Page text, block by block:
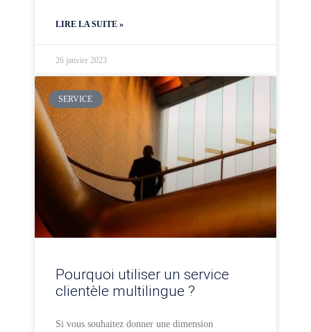
LIRE LA SUITE »
26 janvier 2023
SERVICE
Pourquoi utiliser un service
clientèle multilingue ?
Si vous souhaitez donner une dimension